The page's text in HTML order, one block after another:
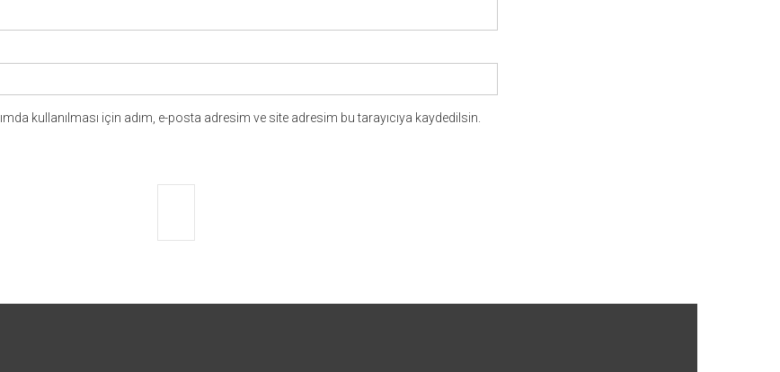
kullanılması için adım, e-posta adresim ve site adresim bu tarayıcıya kaydedilsin.